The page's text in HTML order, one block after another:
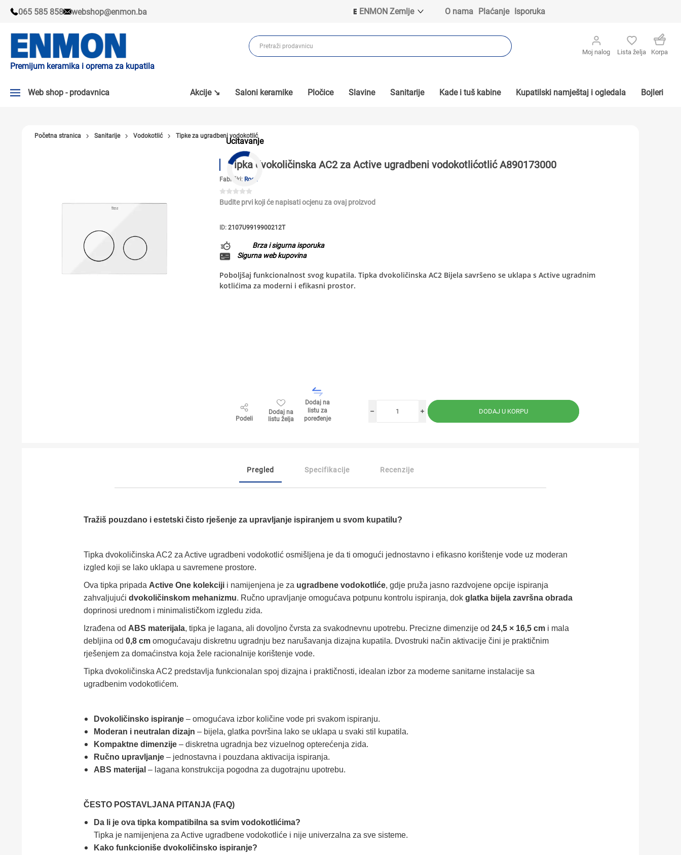
065 585 858 webshop@enmon.ba
ENMON Zemlje
ENMON BIH
ENMON MKD
O nama Plaćanje Isporuka
Premijum keramika i oprema za kupatila
Moj nalog Lista želja Korpa
Web shop - prodavnica
KUPATILSKI NAMJEŠTAJ I OGLEDALA
Akcije ↘ Saloni keramike Pločice Slavine Sanitarije Kade i tuš kabine Kupatilski namještaj i ogledala Bojleri
Ucitavanje
Početna stranica Sanitarije Vodokotlić Tipke za ugradbeni vodokotlić
Tipka dvokoličinska AC2 za Active ugradbeni vodokotlićotlić A890173000
Fabrički: Roca
Budite prvi koji će napisati ocjenu za ovaj proizvod
ID: 2107U9919900212T
Brza i sigurna isporuka
Sigurna web kupovina
Poboljšaj funkcionalnost svog kupatila. Tipka dvokoličinska AC2 Bijela savršeno se uklapa s Active ugradnim
kotlićima za moderni i efikasni prostor.
Podeli
Dodaj na
listu želja
Dodaj na
listu za
poređenje
i
h
Pregled Specifikacije Recenzije
Tražiš pouzdano i estetski čisto rješenje za upravljanje ispiranjem u svom kupatilu?
Tipka dvokoličinska AC2 za Active ugradbeni vodokotlić osmišljena je da ti omogući jednostavno i efikasno korištenje vode uz moderan
izgled koji se lako uklapa u savremene prostore.
Ova tipka pripada Active One kolekcijii namijenjena je za ugradbene vodokotliće, gdje pruža jasno razdvojene opcije ispiranja
zahvaljujući dvokoličinskom mehanizmu. Ručno upravljanje omogućava potpunu kontrolu ispiranja, dok glatka bijela završna obrada
doprinosi urednom i minimalističkom izgledu zida.
Izrađena od ABS materijala, tipka je lagana, ali dovoljno čvrsta za svakodnevnu upotrebu. Precizne dimenzije od 24,5 × 16,5 cmi mala
debljina od 0,8 cmomogućavaju diskretnu ugradnju bez narušavanja dizajna kupatila. Dvostruki način aktivacije čini je praktičnim
rješenjem za domaćinstva koja žele racionalnije korištenje vode.
Tipka dvokoličinska AC2 predstavlja funkcionalan spoj dizajna i praktičnosti, idealan izbor za moderne sanitarne instalacije sa
ugradbenim vodokotlićem.
Dvokoličinsko ispiranje– omogućava izbor količine vode pri svakom ispiranju.
Moderan i neutralan dizajn – bijela, glatka površina lako se uklapa u svaki stil kupatila.
Kompaktne dimenzije– diskretna ugradnja bez vizuelnog opterećenja zida.
Ručno upravljanje– jednostavna i pouzdana aktivacija ispiranja.
ABS materijal – lagana konstrukcija pogodna za dugotrajnu upotrebu.
ČESTO POSTAVLJANA PITANJA (FAQ)
Da li je ova tipka kompatibilna sa svim vodokotlićima?
Tipka je namijenjena za Active ugradbene vodokotliće i nije univerzalna za sve sisteme.
Kako funkcioniše dvokoličinsko ispiranje?